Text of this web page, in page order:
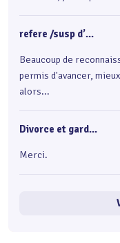
refere /susp d’...
Beaucoup de
permis d'avancer,
alors...
Divorce et gard...
Merci.